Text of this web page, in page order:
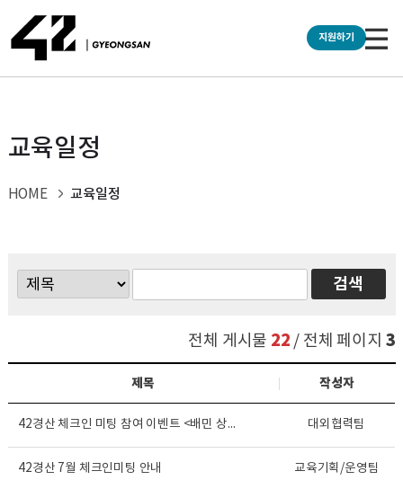
교육일정
HOME 교육일정
전체 게시물 22 / 전체 페이지 3
제목 작성자
42경산 체크인 미팅 참여 이벤트 <배민 상품권 증정> 대외협력팀
42경산 7월 체크인미팅 안내 교육기획/운영팀